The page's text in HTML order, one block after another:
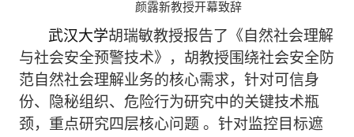
颜露新教授开幕致辞
武汉大学胡瑞敏教授报告了《自然社会理解
与社会安全预警技术》，胡教授围绕社会安全防
范自然社会理解业务的核心需求，针对可信身
份、隐秘组织、危险行为研究中的关键技术瓶
颈，重点研究四层核心问题 。针对监控目标遮